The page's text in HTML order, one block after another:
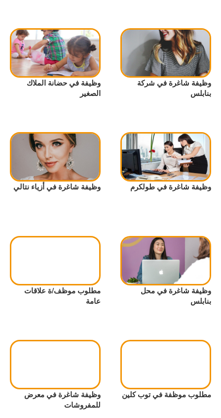
وظيفة شاغرة في شركة
بنابلس
وظيفة في حضانة الملاك
الصغير
وظيفة شاغرة في طولكرم وظيفة شاغرة في أزياء نتالي
وظيفة شاغرة في محل
بنابلس
مطلوب موظف/ة علاقات
عامة
مطلوب موظفة في توب كلين
وظيفة شاغرة في معرض
للمفروشات